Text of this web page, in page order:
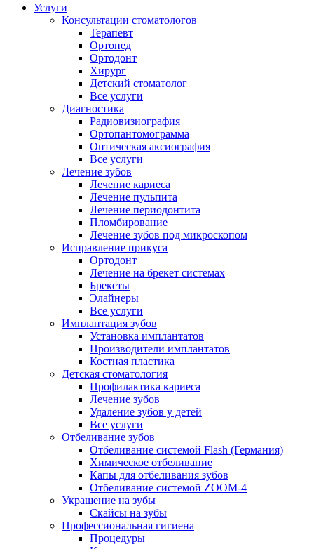
Услуги
Консультации стоматологов
Терапевт
Ортопед
Ортодонт
Хирург
Детский стоматолог
Все услуги
Диагностика
Радиовизиография
Ортопантомограмма
Оптическая аксиография
Все услуги
Лечение зубов
Лечение кариеса
Лечение пульпита
Лечение периодонтита
Пломбирование
Лечение зубов под микроскопом
Исправление прикуса
Ортодонт
Лечение на брекет системах
Брекеты
Элайнеры
Все услуги
Имплантация зубов
Установка имплантатов
Производители имплантатов
Костная пластика
Детская стоматология
Профилактика кариеса
Лечение зубов
Удаление зубов у детей
Все услуги
Отбеливание зубов
Отбеливание системой Flash (Германия)
Химическое отбеливание
Капы для отбеливания зубов
Отбеливание системой ZOOM-4
Украшение на зубы
Скайсы на зубы
Профессиональная гигиена
Процедуры